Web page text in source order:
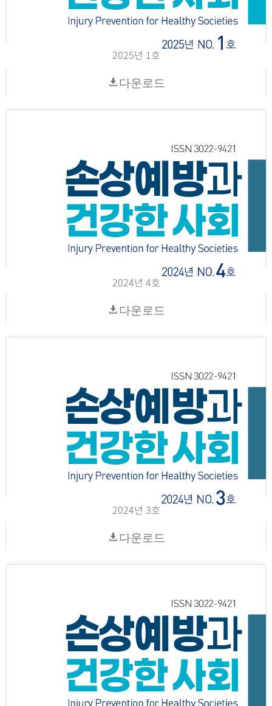
2025년 1호
다운로드
2024년 4호
다운로드
2024년 3호
다운로드